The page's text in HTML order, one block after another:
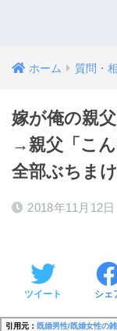
ホーム 質問・
嫁が俺の親
→親父「こ
全部ぶちま
2018年11月12日
ツイート シェ
引用元： 既婚男性/既婚女性の